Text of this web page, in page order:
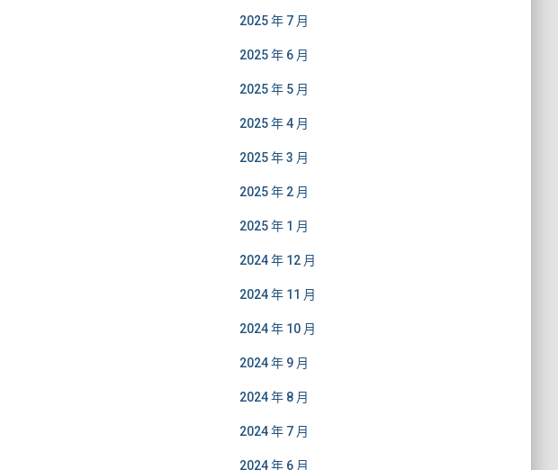
2025 年 7 月
2025 年 6 月
2025 年 5 月
2025 年 4 月
2025 年 3 月
2025 年 2 月
2025 年 1 月
2024 年 12 月
2024 年 11 月
2024 年 10 月
2024 年 9 月
2024 年 8 月
2024 年 7 月
2024 年 6 月